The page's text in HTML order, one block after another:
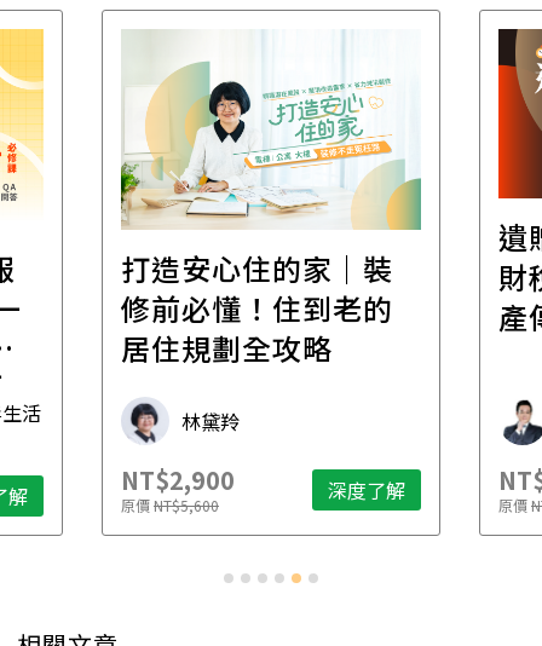
活
解
打造安心住的家｜裝
修前必懂！住到老的
居住規劃全攻略
林黛羚
NT$2,900
原價NT$5,600 深度了解
遺
財
產
原價